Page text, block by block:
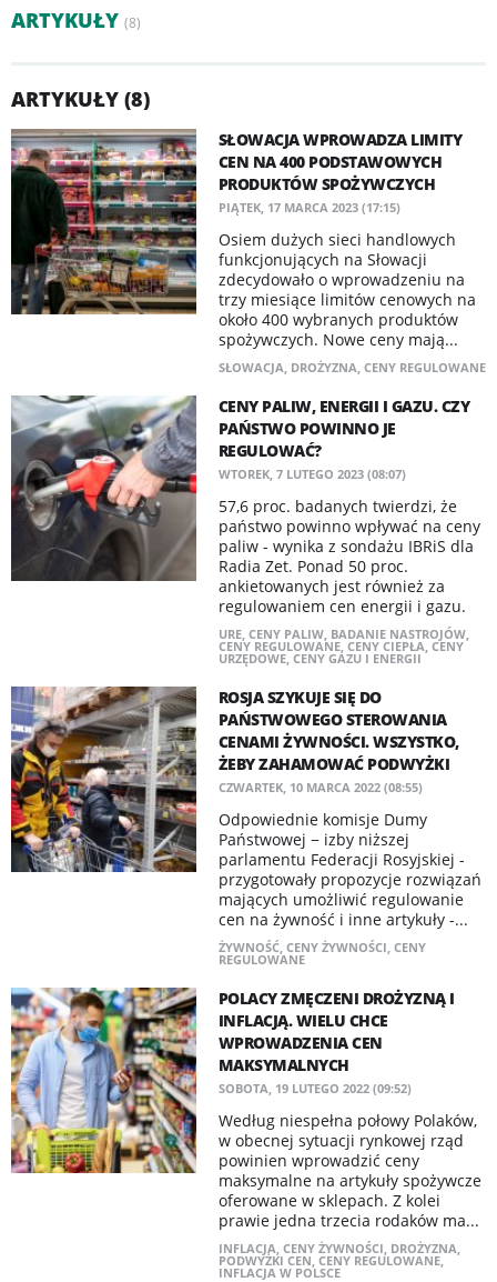
ARTYKUŁY (8)
ARTYKUŁY (8)
SŁOWACJA WPROWADZA LIMITY
CEN NA 400 PODSTAWOWYCH
PRODUKTÓW SPOŻYWCZYCH
PIĄTEK, 17 MARCA 2023 (17:15)
Osiem dużych sieci handlowych
funkcjonujących na Słowacji
zdecydowało o wprowadzeniu na
trzy miesiące limitów cenowych na
około 400 wybranych produktów
spożywczych. Nowe ceny mają...
SŁOWACJA, DROŻYZNA, CENY REGULOWANE
CENY PALIW, ENERGII I GAZU. CZY
PAŃSTWO POWINNO JE
REGULOWAĆ?
WTOREK, 7 LUTEGO 2023 (08:07)
57,6 proc. badanych twierdzi, że
państwo powinno wpływać na ceny
paliw - wynika z sondażu IBRiS dla
Radia Zet. Ponad 50 proc.
ankietowanych jest również za
regulowaniem cen energii i gazu.
URE, CENY PALIW, BADANIE NASTROJÓW,
CENY REGULOWANE, CENY CIEPŁA, CENY
URZĘDOWE, CENY GAZU I ENERGII
ROSJA SZYKUJE SIĘ DO
PAŃSTWOWEGO STEROWANIA
CENAMI ŻYWNOŚCI. WSZYSTKO,
ŻEBY ZAHAMOWAĆ PODWYŻKI
CZWARTEK, 10 MARCA 2022 (08:55)
Odpowiednie komisje Dumy
Państwowej − izby niższej
parlamentu Federacji Rosyjskiej -
przygotowały propozycje rozwiązań
mających umożliwić regulowanie
cen na żywność i inne artykuły -...
ŻYWNOŚĆ, CENY ŻYWNOŚCI, CENY
REGULOWANE
POLACY ZMĘCZENI DROŻYZNĄ I
INFLACJĄ. WIELU CHCE
WPROWADZENIA CEN
MAKSYMALNYCH
SOBOTA, 19 LUTEGO 2022 (09:52)
Według niespełna połowy Polaków,
w obecnej sytuacji rynkowej rząd
powinien wprowadzić ceny
maksymalne na artykuły spożywcze
oferowane w sklepach. Z kolei
prawie jedna trzecia rodaków ma...
INFLACJA, CENY ŻYWNOŚCI, DROŻYZNA,
PODWYŻKI CEN, CENY REGULOWANE,
INFLACJA W POLSCE